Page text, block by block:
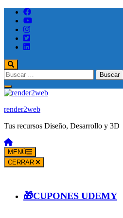
Saltar
contenido
(presione
Entrar)
Buscar:
render2web
Tus recursos Diseño, Desarrollo y 3D
MENÚ
CERRAR
🎁CUPONES UDEMY